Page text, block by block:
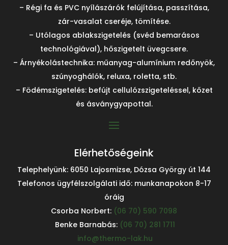
– Régi fa és PVC nyílászárók felújítása, passzítása,
zár-vasalat cseréje, tömítése.
– Utólagos ablakszigetelés (svéd bemarásos
technológiával), hőszigetelt üvegcsere.
– Árnyékolástechnika: műanyag-alumínium redőnyök,
szúnyoghálók, reluxa, roletta, stb.
– Födémszigetelés: befújt cellulózszigeteléssel, kőzet
és ásványgyapottal.
Elérhetőségeink
Telephelyünk: 6050 Lajosmizse, Dózsa György út 144
Telefonos ügyfélszolgálati idő: munkanapokon 8-17
óráig
Csorba Norbert: (06 70) 590 7098
Benke Barnabás: (06 70) 281 1711
info@thermo-lak.hu